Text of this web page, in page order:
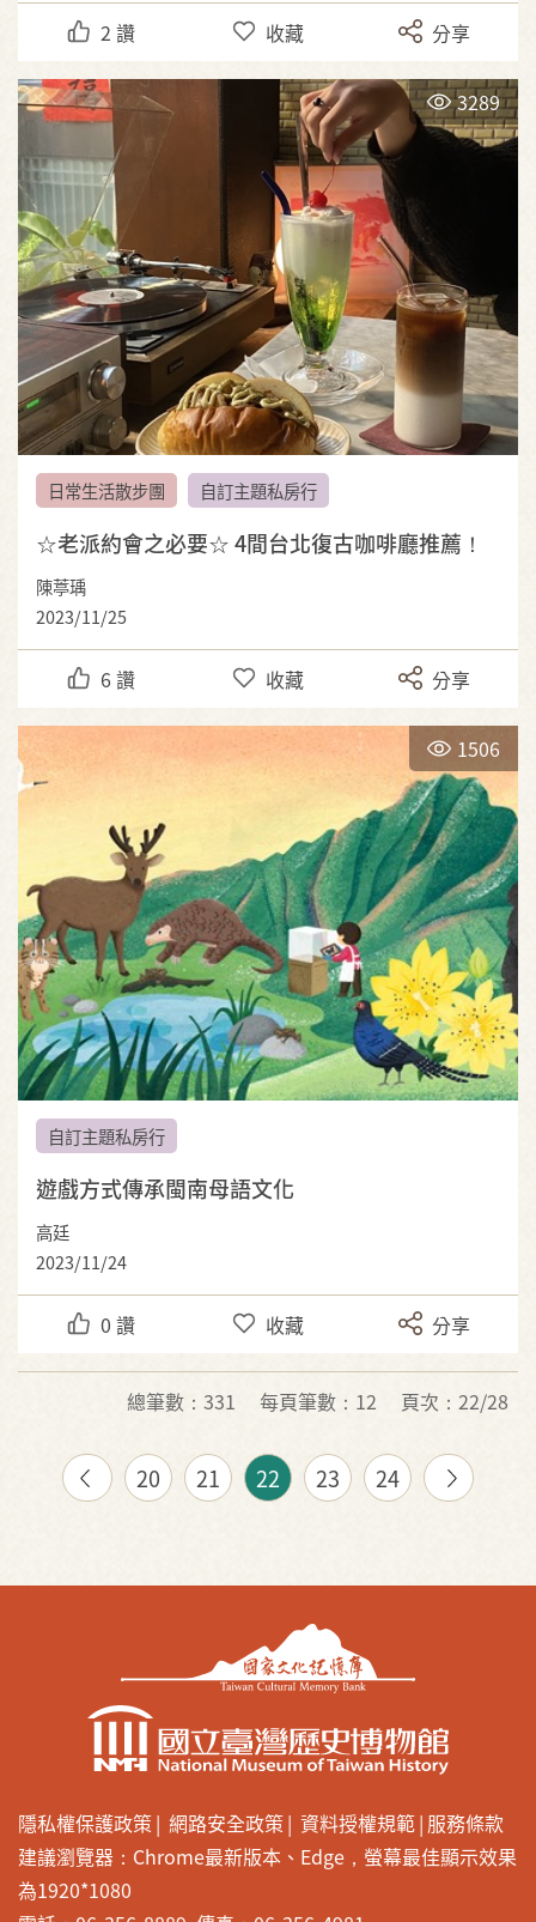
2 讚 收藏 分享
3289
日常生活散步團 自訂主題私房行
☆老派約會之必要☆ 4間台北復古咖啡廳推薦！
陳葶瑀
2023/11/25
6 讚 收藏 分享
1506
自訂主題私房行
遊戲方式傳承閩南母語文化
高廷
2023/11/24
0 讚 收藏 分享
總筆數：331 每頁筆數：12 頁次：22/28
20 21 22 23 24
隱私權保護政策 網路安全政策 資料授權規範 服務條款
建議瀏覽器：Chrome最新版本、Edge，螢幕最佳顯示效果
為1920*1080